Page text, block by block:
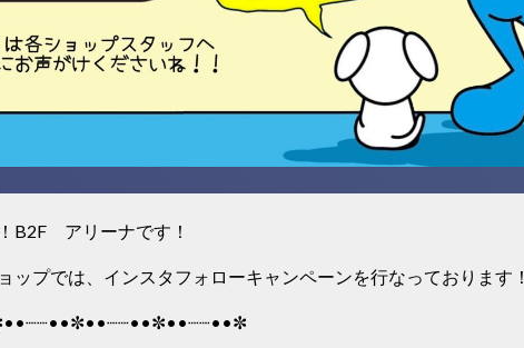
B2F アリーナです！
ップでは、インスタフォローキャンペーンを行なっております！